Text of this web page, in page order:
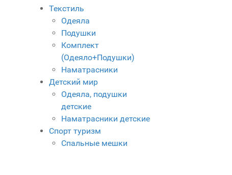
Текстиль
Одеяла
Подушки
Комплект
(Одеяло+Подушки)
Наматрасники
Детский мир
Одеяла, подушки
детские
Наматрасники детские
Спорт туризм
Спальные мешки